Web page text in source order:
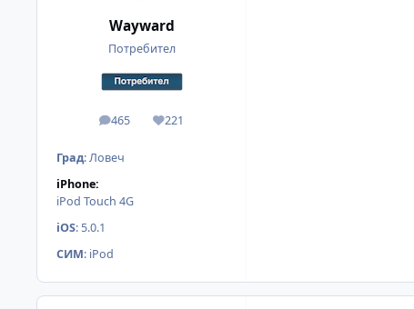
Wayward
Потребител
465
мнения 221
Reputation
Град:Ловеч
iPhone:
iPod Touch 4G
iOS: 5.0.1
СИМ: iPod